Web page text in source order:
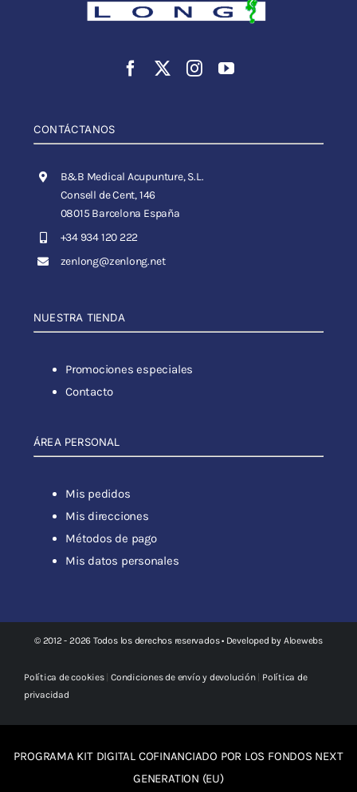
CONTÁCTANOS
B&B Medical Acupunture, S.L.
Consell de Cent, 146
08015 Barcelona España
+34 934 120 222
zenlong@zenlong.net
NUESTRA TIENDA
Promociones especiales
Contacto
ÁREA PERSONAL
Mis pedidos
Mis direcciones
Métodos de pago
Mis datos personales
© 2012 - 2026 Todos los derechos reservados • Developed by Aloewebs
Política de cookies|Condiciones de envío y devolución| Política de
privacidad
PROGRAMA KIT DIGITAL COFINANCIADO POR LOS FONDOS NEXT
GENERATION (EU)